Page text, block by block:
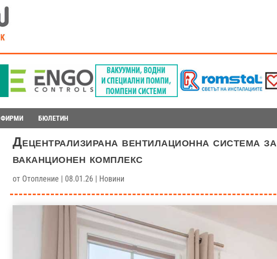
ФИРМИ БЮЛЕТИН
Децентрализирана вентилационна система за
ваканционен комплекс
от Отопление 08.01.26 Новини